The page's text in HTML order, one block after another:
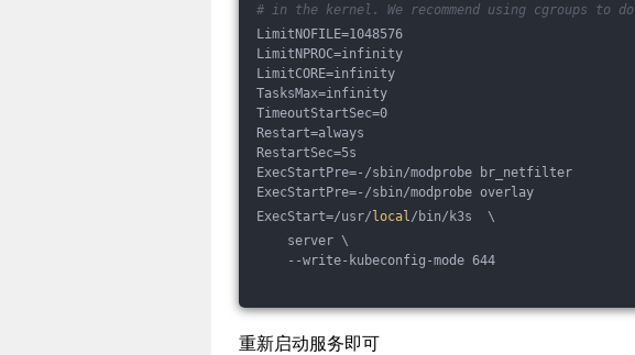
# in the kernel. We recommend using cgroups to
LimitNOFILE=1048576
LimitNPROC=infinity
LimitCORE=infinity
TasksMax=infinity
TimeoutStartSec=0
Restart=always
RestartSec=5s
ExecStartPre=-/sbin/modprobe br_netfilter
ExecStartPre=-/sbin/modprobe overlay
ExecStart=/usr/local /bin/k3s  \
server \
--write-kubeconfig-mode 644
重新启动服务即可